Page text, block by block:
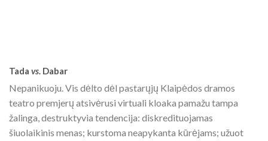
Tada vs. Dabar
Nepanikuoju. Vis dėlto dėl pastarųjų Klaipėdos dramos
teatro premjerų atsivėrusi virtuali kloaka pamažu tampa
žalinga, destruktyvia tendencija: diskredituojamas
šiuolaikinis menas; kurstoma neapykanta kūrėjams; užuot